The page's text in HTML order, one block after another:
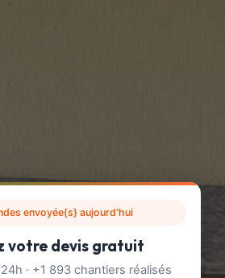
envoyée{s} aujourd'hui
votre devis gratuit
· +1 893 chantiers réalisés